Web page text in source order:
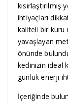
ihtiyaçları
kaliteli bir kuru
yavaşlayan
önünde
kedinizin ideal
günlük enerji
İçeriğinde